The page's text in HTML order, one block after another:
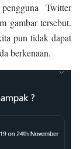
Twitter
gambar tersebut.
pun tidak dapat
berkenaan.